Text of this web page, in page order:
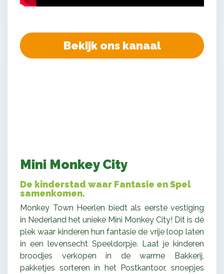
Bekijk ons kanaal
Mini Monkey City
De kinderstad waar Fantasie en Spel
samenkomen.
Monkey Town Heerlen biedt als eerste vestiging
in Nederland het unieke Mini Monkey City! Dit is dé
plek waar kinderen hun fantasie de vrije loop laten
in een levensecht Speeldorpje. Laat je kinderen
broodjes verkopen in de warme Bakkerij,
pakketjes sorteren in het Postkantoor, snoepjes